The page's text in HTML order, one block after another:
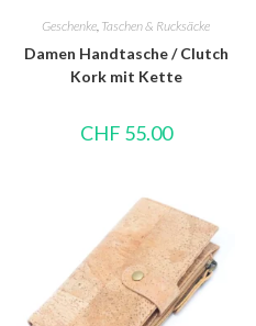
Geschenke Taschen & Rucksäcke
Damen Handtasche / Clutch
Kork mit Kette
CHF 55.00